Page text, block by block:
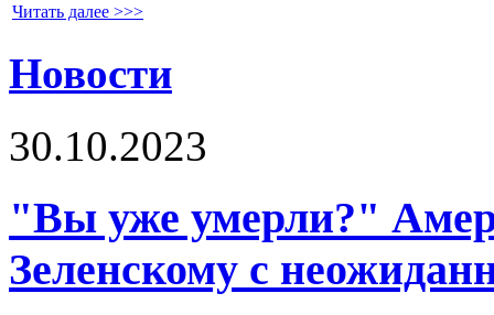
Читать далее >>>
Новости
30.10.2023
"Вы уже умерли?"
Зеленскому с